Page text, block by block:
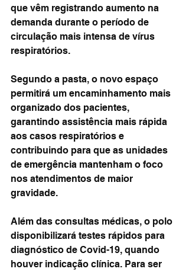
que vêm registrando aumento na
demanda durante o período de
circulação mais intensa de vírus
respiratórios.
Segundo a pasta, o novo espaço
permitirá um encaminhamento mais
organizado dos pacientes,
garantindo assistência mais rápida
aos casos respiratórios e
contribuindo para que as unidades
de emergência mantenham o foco
nos atendimentos de maior
gravidade.
Além das consultas médicas, o polo
disponibilizará testes rápidos para
diagnóstico de Covid-19, quando
houver indicação clínica. Para ser